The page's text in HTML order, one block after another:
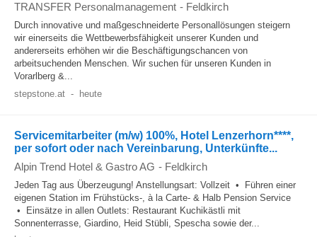
TRANSFER Personalmanagement - Feldkirch
Durch innovative und maßgeschneiderte Personallösungen steigern
wir einerseits die Wettbewerbsfähigkeit unserer Kunden und
andererseits erhöhen wir die Beschäftigungschancen von
arbeitsuchenden Menschen. Wir suchen für unseren Kunden in
Vorarlberg &...
stepstone.at - heute
Servicemitarbeiter (m/w) 100%, Hotel Lenzerhorn****,
per sofort oder nach Vereinbarung, Unterkünfte...
Alpin Trend Hotel & Gastro AG - Feldkirch
Jeden Tag aus Überzeugung! Anstellungsart: Vollzeit • Führen einer
eigenen Station im Frühstücks-, à la Carte- & Halb Pension Service
• Einsätze in allen Outlets: Restaurant Kuchikästli mit
Sonnenterrasse, Giardino, Heid Stübli, Spescha sowie der...